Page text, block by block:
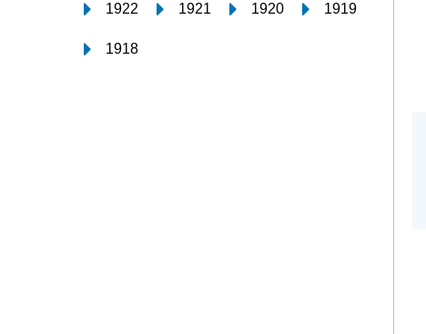
1922 1921 1920 1919
1918